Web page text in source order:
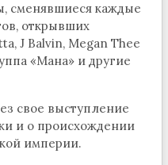
сменявшиеся каждые
открывших
J Balvin, Megan Thee
«Мана» и другие
свое выступление
и о происхождении
империи.